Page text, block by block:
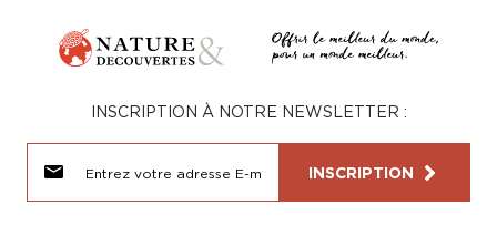
INSCRIPTION À NOTRE NEWSLETTER :
INSCRIPTION